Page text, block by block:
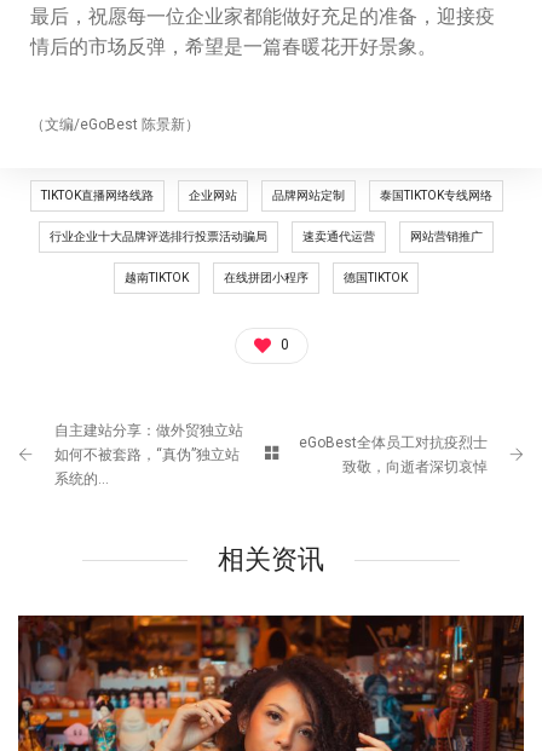
最后，祝愿每一位企业家都能做好充足的准备，迎接疫
情后的市场反弹，希望是一篇春暖花开好景象。
（文编/eGoBest 陈景新）
TIKTOK直播​网络线路 企业网站 品牌网站定制 泰国TIKTOK专线网络
行业企业十大品牌评选排行投票活动骗局 速卖通代运营 网站营销推广
越南TIKTOK 在线拼团小程序 德国TIKTOK
0
自主建站分享：做外贸独立站
如何不被套路，“真伪”独立站
系统的...
eGoBest全体员工对抗疫烈士
致敬，向逝者深切哀悼
相关资讯